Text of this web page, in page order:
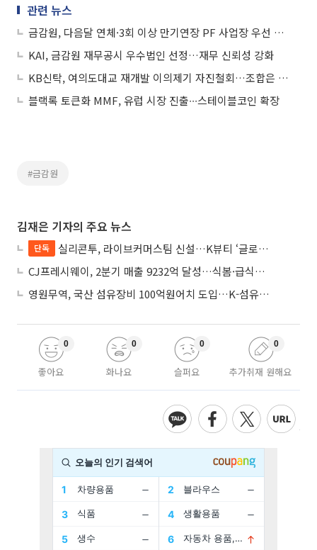
관련 뉴스
금감원, 다음달 연체·3회 이상 만기연장 PF 사업장 우선 사업성 평가
KAI, 금감원 재무공시 우수법인 선정…재무 신뢰성 강화
KB신탁, 여의도대교 재개발 이의제기 자진철회…조합은 금감원에 민원제기
블랙록 토큰화 MMF, 유럽 시장 진출∙∙∙스테이블코인 확장
#금감원
김재은 기자의 주요 뉴스
단독
실리콘투, 라이브커머스팀 신설…K뷰티 ‘글로벌 라방 판매’ 확대
CJ프레시웨이, 2분기 매출 9232억 달성…식봄·급식사업 성장
영원무역, 국산 섬유장비 100억원어치 도입…K-섬유 상생 강화
좋아요
0
화나요
0
슬퍼요
0
추가취재 원해요
0